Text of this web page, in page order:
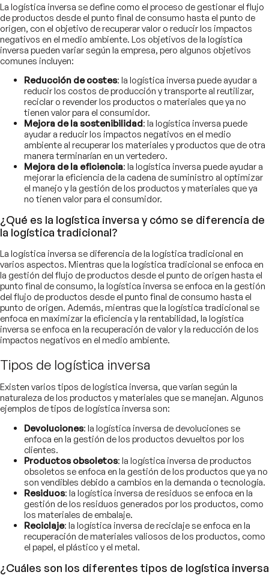
La logística inversa se define como el proceso de gestionar el flujo
de productos desde el punto final de consumo hasta el punto de
origen, con el objetivo de recuperar valor o reducir los impactos
negativos en el medio ambiente. Los objetivos de la logística
inversa pueden variar según la empresa, pero algunos objetivos
comunes incluyen:
Reducción de costes: la logística inversa puede ayudar a
reducir los costos de producción y transporte al reutilizar,
reciclar o revender los productos o materiales que ya no
tienen valor para el consumidor.
Mejora de la sostenibilidad: la logística inversa puede
ayudar a reducir los impactos negativos en el medio
ambiente al recuperar los materiales y productos que de otra
manera terminarían en un vertedero.
Mejora de la eficiencia: la logística inversa puede ayudar a
mejorar la eficiencia de la cadena de suministro al optimizar
el manejo y la gestión de los productos y materiales que ya
no tienen valor para el consumidor.
¿Qué es la logística inversa y cómo se diferencia de
la logística tradicional?
La logística inversa se diferencia de la logística tradicional en
varios aspectos. Mientras que la logística tradicional se enfoca en
la gestión del flujo de productos desde el punto de origen hasta el
punto final de consumo, la logística inversa se enfoca en la gestión
del flujo de productos desde el punto final de consumo hasta el
punto de origen. Además, mientras que la logística tradicional se
enfoca en maximizar la eficiencia y la rentabilidad, la logística
inversa se enfoca en la recuperación de valor y la reducción de los
impactos negativos en el medio ambiente.
Tipos de logística inversa
Existen varios tipos de logística inversa, que varían según la
naturaleza de los productos y materiales que se manejan. Algunos
ejemplos de tipos de logística inversa son:
Devoluciones: la logística inversa de devoluciones se
enfoca en la gestión de los productos devueltos por los
clientes.
Productos obsoletos: la logística inversa de productos
obsoletos se enfoca en la gestión de los productos que ya no
son vendibles debido a cambios en la demanda o tecnología.
Residuos: la logística inversa de residuos se enfoca en la
gestión de los residuos generados por los productos, como
los materiales de embalaje.
Reciclaje: la logística inversa de reciclaje se enfoca en la
recuperación de materiales valiosos de los productos, como
el papel, el plástico y el metal.
¿Cuáles son los diferentes tipos de logística inversa